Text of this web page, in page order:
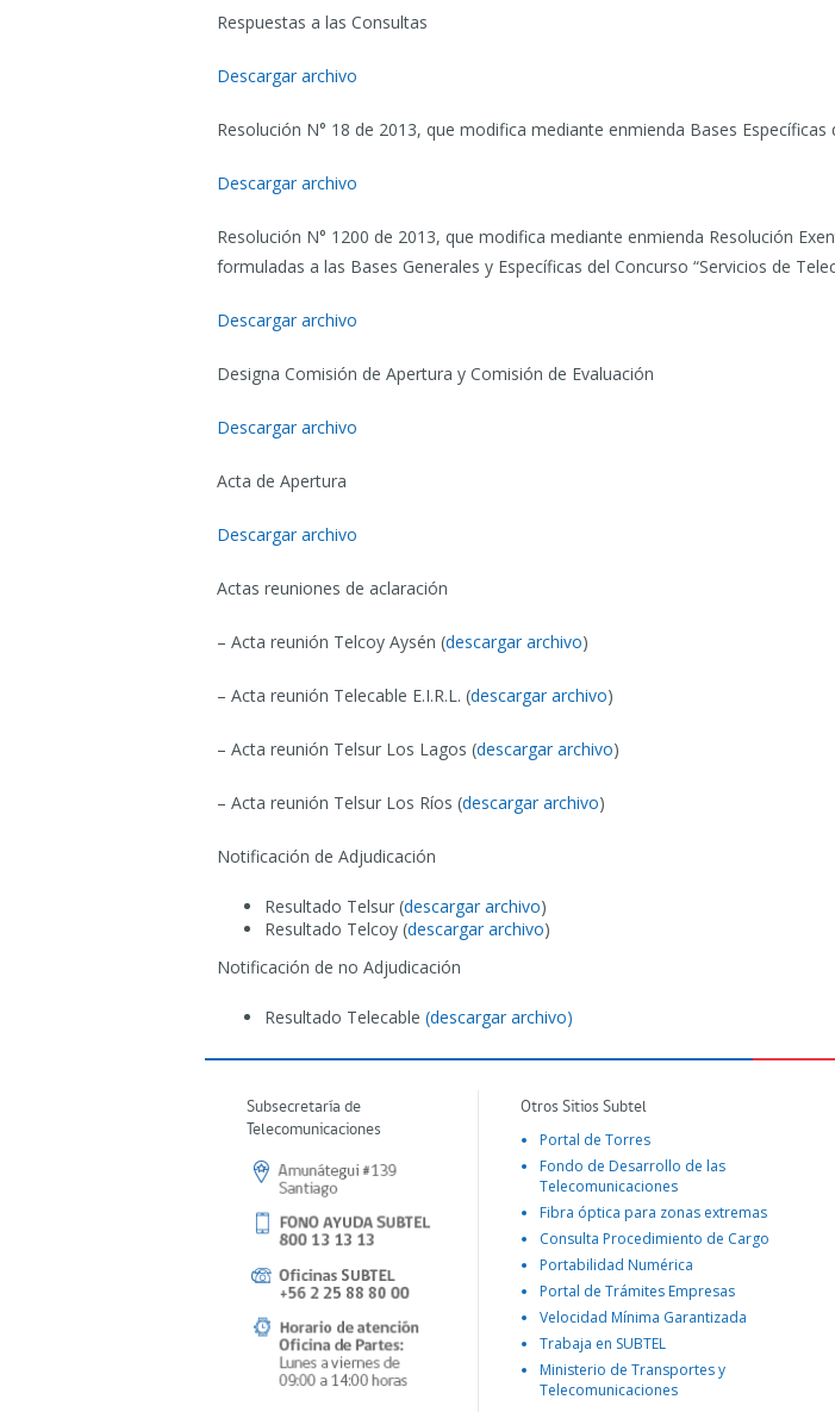
Respuestas a las Consultas
Descargar archivo
Resolución N° 18 de 2013, que modifica mediante enmienda Bases
Descargar archivo
Resolución N° 1200 de 2013, que modifica mediante enmienda Resolución
formuladas a las Bases Generales y Específicas del Concurso “Servicios de
Descargar archivo
Designa Comisión de Apertura y Comisión de Evaluación
Descargar archivo
Acta de Apertura
Descargar archivo
Actas reuniones de aclaración
– Acta reunión Telcoy Aysén (descargar archivo)
– Acta reunión Telecable E.I.R.L. (descargar archivo)
– Acta reunión Telsur Los Lagos (descargar archivo)
– Acta reunión Telsur Los Ríos (descargar archivo)
Notificación de Adjudicación
Resultado Telsur (descargar archivo)
Resultado Telcoy (descargar archivo)
Notificación de no Adjudicación
Resultado Telecable (descargar archivo)
Subsecretaría de
Telecomunicaciones
Otros Sitios Subtel
Portal de Torres
Fondo de Desarrollo de las
Telecomunicaciones
Fibra óptica para zonas extremas
Consulta Procedimiento de Cargo
Portabilidad Numérica
Portal de Trámites Empresas
Velocidad Mínima Garantizada
Trabaja en SUBTEL
Ministerio de Transportes y
Telecomunicaciones